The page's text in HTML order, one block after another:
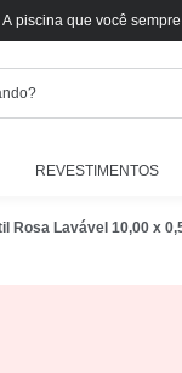
A piscina que você
REVESTIMENTOS
Rosa Lavável 10,00 x